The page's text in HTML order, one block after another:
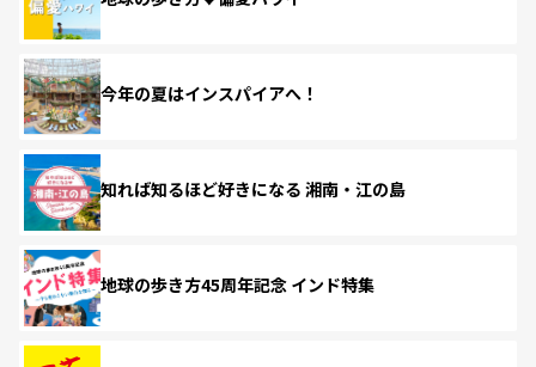
今年の夏はインスパイアへ！
知れば知るほど好きになる 湘南・江の島
地球の歩き方45周年記念 インド特集